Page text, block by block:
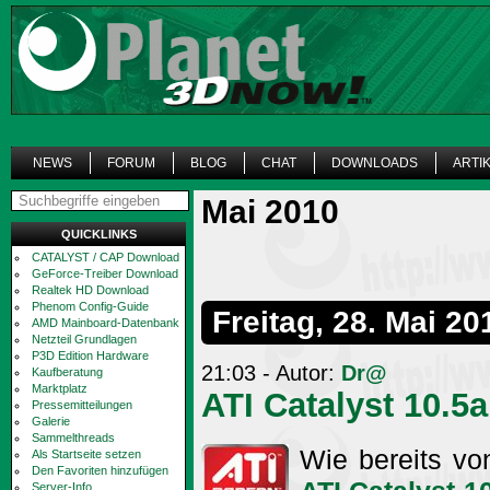
NEWS FORUM BLOG CHAT DOWNLOADS
QUICKLINKS
CATALYST / CAP Download
GeForce-Treiber Download
Realtek HD Download
Phenom Config-Guide
AMD Mainboard-Datenbank
Netzteil Grundlagen
P3D Edition Hardware
Kaufberatung
Marktplatz
Pressemitteilungen
Galerie
Sammelthreads
Als Startseite setzen
Den Favoriten hinzufügen
Server-Info
Mai 2010
Freitag, 28. Mai
21:03 - Autor: Dr@
ATI Catalyst
Wie bereits